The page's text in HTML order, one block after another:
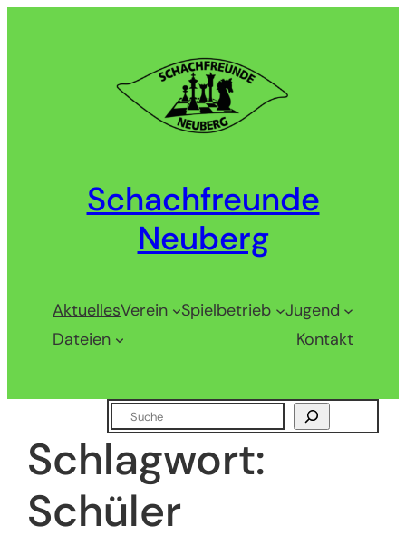
Schachfreunde
Neuberg
AktuellesVerein Spielbetrieb
Jugend
Dateien
Kontakt
Suchen
Schlagwort:
Schüler